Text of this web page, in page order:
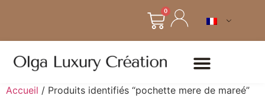
0
Accueil / Produits identifiés “pochette mere de mareé”